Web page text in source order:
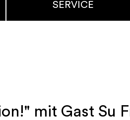
SERVICE
mit Gast Su